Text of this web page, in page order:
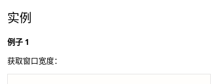
实例
例子 1
获取窗口宽度：